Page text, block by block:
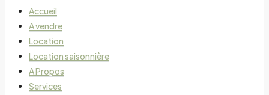
Accueil
A vendre
Location
Location saisonnière
A Propos
Services